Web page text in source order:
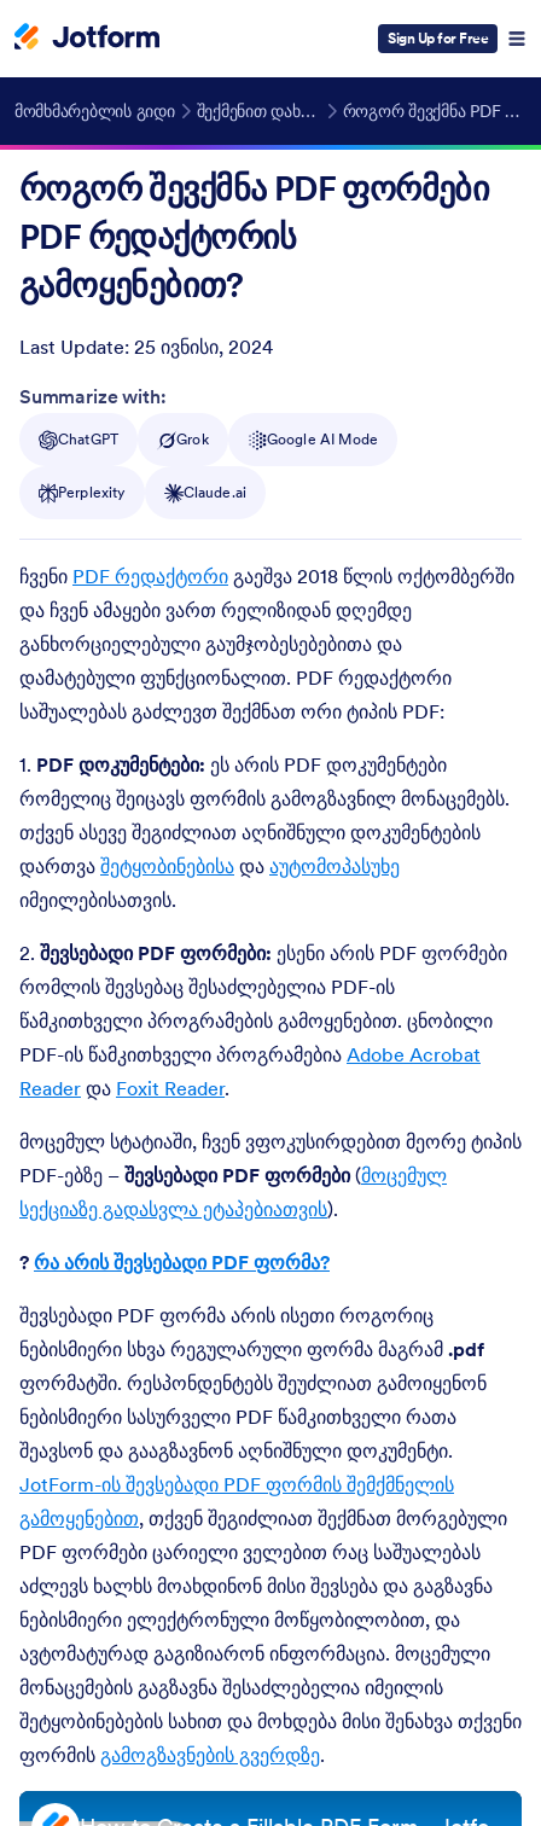
Sign Up for Free
მომხმარებლის გიდი შექმენით დახვეწილი PDF-ები ავტომატურად როგორ შევქმნა PDF ფორმები PDF რედაქტორის გამოყენებით?
როგორ შევქმნა PDF ფორმები
PDF რედაქტორის
გამოყენებით?
Last Update: 25 ივნისი, 2024
Post ID
Summarize with:
ChatGPT Grok Google AI Mode
Perplexity Claude.ai
ჩვენი PDF რედაქტორი გაეშვა 2018 წლის ოქტომბერში
და ჩვენ ამაყები ვართ რელიზიდან დღემდე
განხორციელებული გაუმჯობესებებითა და
დამატებული ფუნქციონალით. PDF რედაქტორი
საშუალებას გაძლევთ შექმნათ ორი ტიპის PDF:
1. PDF დოკუმენტები: ეს არის PDF დოკუმენტები
რომელიც შეიცავს ფორმის გამოგზავნილ მონაცემებს.
თქვენ ასევე შეგიძლიათ აღნიშნული დოკუმენტების
დართვა შეტყობინებისა და აუტომოპასუხე
იმეილებისათვის.
2. შევსებადი PDF ფორმები: ესენი არის PDF ფორმები
რომლის შევსებაც შესაძლებელია PDF-ის
წამკითხველი პროგრამების გამოყენებით. ცნობილი
PDF-ის წამკითხველი პროგრამებია Adobe Acrobat
Reader და Foxit Reader.
მოცემულ სტატიაში, ჩვენ ვფოკუსირდებით მეორე ტიპის
PDF-ებზე – შევსებადი PDF ფორმები(მოცემულ
სექციაზე გადასვლა ეტაპებიათვის).
? რა არის შევსებადი PDF ფორმა?
შევსებადი PDF ფორმა არის ისეთი როგორიც
ნებისმიერი სხვა რეგულარული ფორმა მაგრამ .pdf
ფორმატში. რესპონდენტებს შეუძლიათ გამოიყენონ
ნებისმიერი სასურველი PDF წამკითხველი რათა
შეავსონ და გააგზავნონ აღნიშნული დოკუმენტი.
JotForm-ის შევსებადი PDF ფორმის შემქმნელის
გამოყენებით, თქვენ შეგიძლიათ შექმნათ მორგებული
PDF ფორმები ცარიელი ველებით რაც საშუალებას
აძლევს ხალხს მოახდინონ მისი შევსება და გაგზავნა
ნებისმიერი ელექტრონული მოწყობილობით, და
ავტომატურად გაგიზიარონ ინფორმაცია. მოცემული
მონაცემების გაგზავნა შესაძლებელია იმეილის
შეტყობინებების სახით და მოხდება მისი შენახვა თქვენი
ფორმის გამოგზავნების გვერდზე.